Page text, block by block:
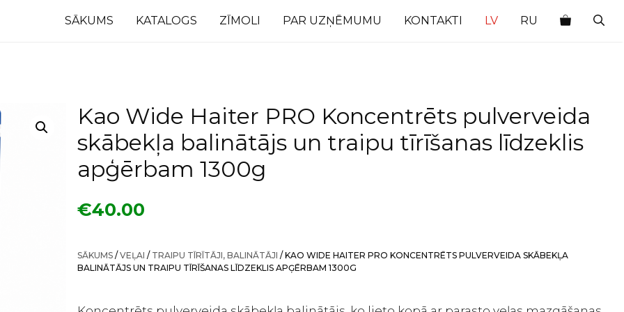
SĀKUMS KATALOGS ZĪMOLI PAR UZŅĒMUMU KONTAKTI LV RU
Kao Wide Haiter PRO Koncentrēts pulverveida
skābekļa balinātājs un traipu tīrīšanas līdzeklis
apģērbam 1300g
€40.00
SĀKUMS /VEĻAI / TRAIPU TĪRĪTĀJI, BALINĀTĀJI / KAO WIDE HAITER PRO KONCENTRĒTS PULVERVEIDA SKĀBEKĻA
BALINĀTĀJS UN TRAIPU TĪRĪŠANAS LĪDZEKLIS APĢĒRBAM 1300G